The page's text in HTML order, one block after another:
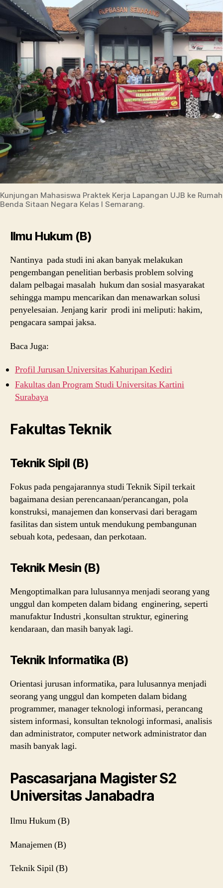
Kunjungan Mahasiswa Praktek Kerja Lapangan UJB ke
Benda Sitaan Negara Kelas I Semarang.
Ilmu Hukum (B)
Nantinya pada studi ini akan banyak melakukan
pengembangan penelitian berbasis problem solving
dalam pelbagai masalah hukum dan sosial masyarakat
sehingga mampu mencarikan dan menawarkan solusi
penyelesaian. Jenjang karir prodi ini meliputi: hakim,
pengacara sampai jaksa.
Baca Juga:
Profil Jurusan Universitas Kahuripan Kediri
Fakultas dan Program Studi Universitas Kartini
Surabaya
Fakultas Teknik
Teknik Sipil (B)
Fokus pada pengajarannya studi Teknik Sipil terkait
bagaimana desian perencanaan/perancangan, pola
konstruksi, manajemen dan konservasi dari beragam
fasilitas dan sistem untuk mendukung pembangunan
sebuah kota, pedesaan, dan perkotaan.
Teknik Mesin (B)
Mengoptimalkan para lulusannya menjadi seorang yang
unggul dan kompeten dalam bidang enginering, seperti
manufaktur Industri ,konsultan struktur, eginering
kendaraan, dan masih banyak lagi.
Teknik Informatika (B)
Orientasi jurusan informatika, para lulusannya menjadi
seorang yang unggul dan kompeten dalam bidang
programmer, manager teknologi informasi, perancang
sistem informasi, konsultan teknologi informasi, analisis
dan administrator, computer network administrator dan
masih banyak lagi.
Pascasarjana Magister S2
Universitas Janabadra
Ilmu Hukum (B)
Manajemen (B)
Teknik Sipil (B)